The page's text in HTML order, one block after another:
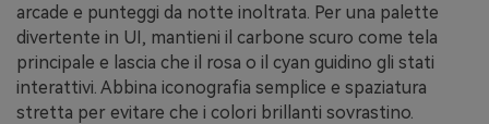
arcade e punteggi da notte inoltrata. Per una palette
divertente in UI, mantieni il carbone scuro come tela
principale e lascia che il rosa o il cyan guidino gli stati
interattivi. Abbina iconografia semplice e spaziatura
stretta per evitare che i colori brillanti sovrastino.